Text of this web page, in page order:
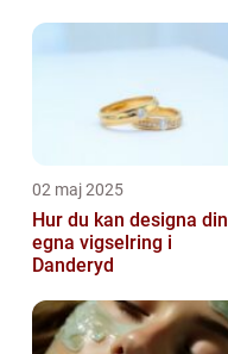
02 maj 2025
Hur du kan designa din
egna vigselring i
Danderyd